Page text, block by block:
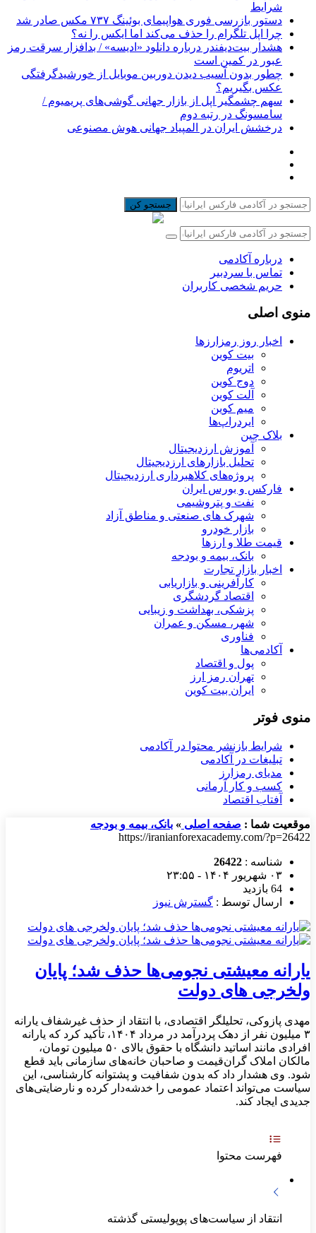
شرایط
دستور بازرسی فوری هواپیمای بوئینگ ۷۳۷ مکس صادر شد
چرا اپل تلگرام را حذف می‌کند اما ایکس را نه؟
هشدار بیت‌دیفندر درباره دانلود «ادیسه» / بدافزار سرقت رمز
عبور در کمین است
چطور بدون آسیب دیدن دوربین موبایل از خورشیدگرفتگی
عکس بگیریم؟
سهم چشمگیر اپل از بازار جهانی گوشی‌های پریمیوم /
سامسونگ در رتبه دوم
درخشش ایران در المپیاد جهانی هوش مصنوعی
جستجو کن
درباره آکادمی
تماس با سردبیر
حریم شخصی کاربران
منوی اصلی
اخبار روز رمزارزها
بیت کوین
اتریوم
دوج کوین
آلت کوین
میم کوین‌
ایردراپ‌ها
بلاک چین
آموزش ارزدیجیتال
تحلیل بازارهای ارزدیجیتال
پروژه‌های کلاهبرداری ارزدیجیتال
فارکس و بورس ایران
نفت و پتروشیمی
شهرک های صنعتی و مناطق آزاد
بازار خودرو
قیمت طلا و ارزها
بانک، بیمه و بودجه
اخبار بازار تجارت
کارآفرینی و بازاریابی
اقتصاد گردشگری
پزشکی، بهداشت و زیبایی
شهر، مسکن و عمران
فناوری
آکادمی‌ها
پول و اقتصاد
تهران رمز ارز
ایران بیت کوین
منوی فوتر
شرایط بازنشر محتوا در آکادمی
تبلیغات در آکادمی
مدیای رمزارز
کسب و کار آرمانی
آفتاب اقتصاد
موقعیت شما : صفحه اصلی » بانک، بیمه و بودجه
https://iranianforexacademy.com/?p=26422
شناسه : 26422
۰۳ شهریور ۱۴۰۴ - ۲۳:۵۵
64 بازدید
ارسال توسط : گسترش نیوز
یارانه معیشتی نجومی‌ها حذف شد؛ پایان
ولخرجی های دولت
مهدی پازوکی، تحلیلگر اقتصادی، با انتقاد از حذف غیرشفاف یارانه
۳ میلیون نفر از دهک پردرآمد در مرداد ۱۴۰۴، تأکید کرد که یارانه
افرادی مانند اساتید دانشگاه با حقوق بالای ۵۰ میلیون تومان،
مالکان املاک گران‌قیمت و صاحبان خانه‌های سازمانی باید قطع
شود. وی هشدار داد که بدون شفافیت و پشتوانه کارشناسی، این
سیاست می‌تواند اعتماد عمومی را خدشه‌دار کرده و نارضایتی‌های
جدیدی ایجاد کند.
فهرست محتوا
انتقاد از سیاست‌های پوپولیستی گذشته